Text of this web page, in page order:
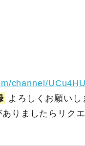
channel/
よろしくお願いし
りましたらリク